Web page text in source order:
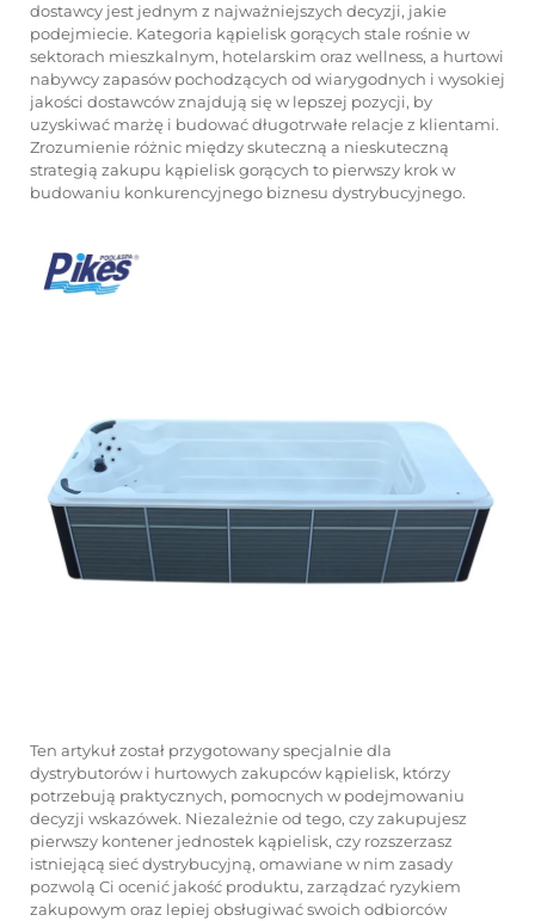
dostawcy jest jednym z najważniejszych decyzji, jakie
podejmiecie. Kategoria kąpielisk gorących stale rośnie w
sektorach mieszkalnym, hotelarskim oraz wellness, a hurtowi
nabywcy zapasów pochodzących od wiarygodnych i wysokiej
jakości dostawców znajdują się w lepszej pozycji, by
uzyskiwać marżę i budować długotrwałe relacje z klientami.
Zrozumienie różnic między skuteczną a nieskuteczną
strategią zakupu kąpielisk gorących to pierwszy krok w
budowaniu konkurencyjnego biznesu dystrybucyjnego.
Ten artykuł został przygotowany specjalnie dla
dystrybutorów i hurtowych zakupców kąpielisk, którzy
potrzebują praktycznych, pomocnych w podejmowaniu
decyzji wskazówek. Niezależnie od tego, czy zakupujesz
pierwszy kontener jednostek kąpielisk, czy rozszerzasz
istniejącą sieć dystrybucyjną, omawiane w nim zasady
pozwolą Ci ocenić jakość produktu, zarządzać ryzykiem
zakupowym oraz lepiej obsługiwać swoich odbiorców